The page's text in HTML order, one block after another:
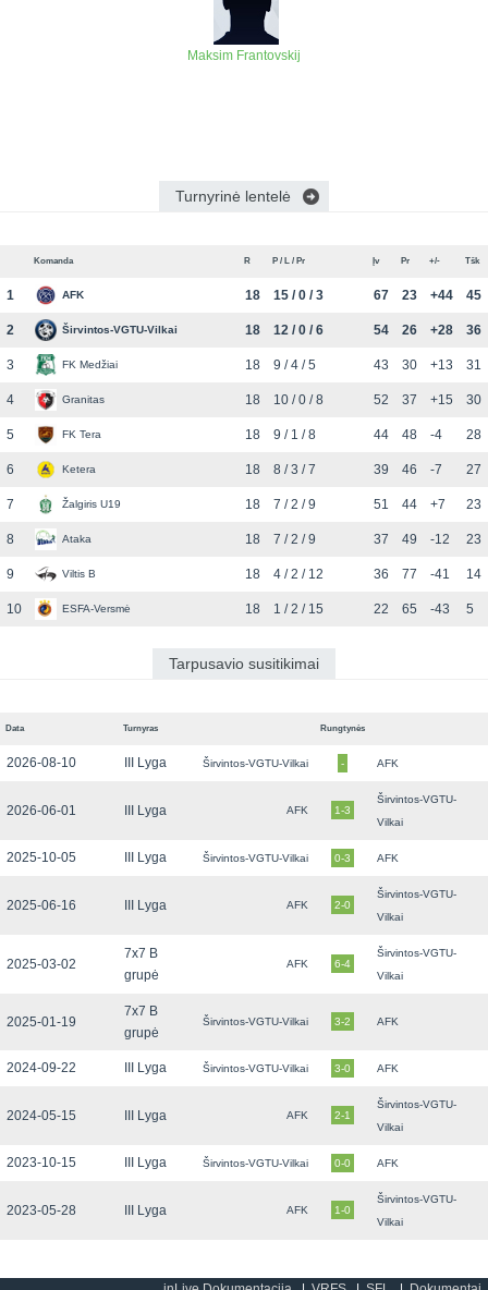
Maksim Frantovskij
Turnyrinė lentelė
Komanda R P / L / Pr Įv Pr +/- Tšk
1 AFK 18 15 / 0 / 3 67 23 +44 45
2 Širvintos-VGTU-Vilkai 18 12 / 0 / 6 54 26 +28 36
3 FK Medžiai 18 9 / 4 / 5 43 30 +13 31
4 Granitas 18 10 / 0 / 8 52 37 +15 30
5 FK Tera 18 9 / 1 / 8 44 48 -4 28
6 Ketera 18 8 / 3 / 7 39 46 -7 27
7 Žalgiris U19 18 7 / 2 / 9 51 44 +7 23
8 Ataka 18 7 / 2 / 9 37 49 -12 23
9 Viltis B 18 4 / 2 / 12 36 77 -41 14
10 ESFA-Versmė 18 1 / 2 / 15 22 65 -43 5
Tarpusavio susitikimai
Data Turnyras Rungtynės
2026-08-10 III Lyga Širvintos-VGTU-Vilkai - AFK
2026-06-01 III Lyga AFK 1-3
Širvintos-VGTU-
Vilkai
2025-10-05 III Lyga Širvintos-VGTU-Vilkai 0-3 AFK
2025-06-16 III Lyga AFK 2-0
Širvintos-VGTU-
Vilkai
2025-03-02
7x7 B
grupė
AFK 6-4
Širvintos-VGTU-
Vilkai
2025-01-19
7x7 B
grupė
Širvintos-VGTU-Vilkai 3-2 AFK
2024-09-22 III Lyga Širvintos-VGTU-Vilkai 3-0 AFK
2024-05-15 III Lyga AFK 2-1
Širvintos-VGTU-
Vilkai
2023-10-15 III Lyga Širvintos-VGTU-Vilkai 0-0 AFK
2023-05-28 III Lyga AFK 1-0
Širvintos-VGTU-
Vilkai